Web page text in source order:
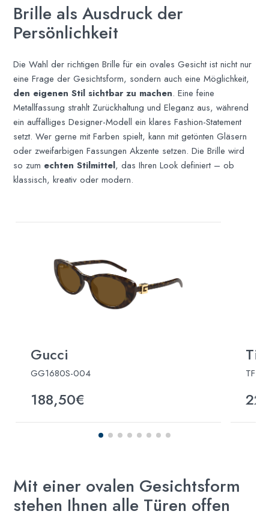
Brille als Ausdruck der
Persönlichkeit
Die Wahl der richtigen Brille für ein ovales Gesicht ist nicht nur
eine Frage der Gesichtsform, sondern auch eine Möglichkeit,
den eigenen Stil sichtbar zu machen. Eine feine
Metallfassung strahlt Zurückhaltung und Eleganz aus, während
ein auffälliges Designer-Modell ein klares Fashion-Statement
setzt. Wer gerne mit Farben spielt, kann mit getönten Gläsern
oder zweifarbigen Fassungen Akzente setzen. Die Brille wird
so zum echten Stilmittel, das Ihren Look definiert – ob
klassisch, kreativ oder modern.
Gucci
GG1680S-004
188,50€
Mit einer ovalen Gesichtsform
stehen Ihnen alle Türen offen